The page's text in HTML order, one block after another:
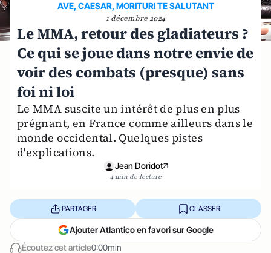
AVE, CAESAR, MORITURI TE SALUTANT
1 décembre 2024
Le MMA, retour des gladiateurs ?
Ce qui se joue dans notre envie de
voir des combats (presque) sans
foi ni loi
Le MMA suscite un intérêt de plus en plus
prégnant, en France comme ailleurs dans le
monde occidental. Quelques pistes
d'explications.
Jean Doridot
4 min de lecture
Écoutez cet article0:00min
PARTAGER CLASSER
Ajouter Atlantico en favori sur Google